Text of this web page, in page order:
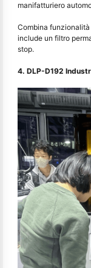
manifatturiero
Combina
include un filtro
stop.
4. DLP-D192